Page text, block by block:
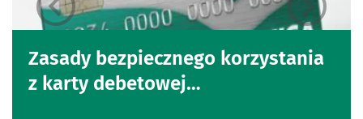
Zasady bezpiecznego korzystania
z karty debetowej…